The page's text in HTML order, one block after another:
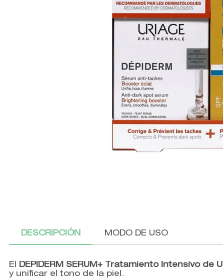
DESCRIPCIÓN MODO DE USO
El DÉPIDERM SÉRUM+ Tratamiento Intensivo de
y unificar el tono de la piel.